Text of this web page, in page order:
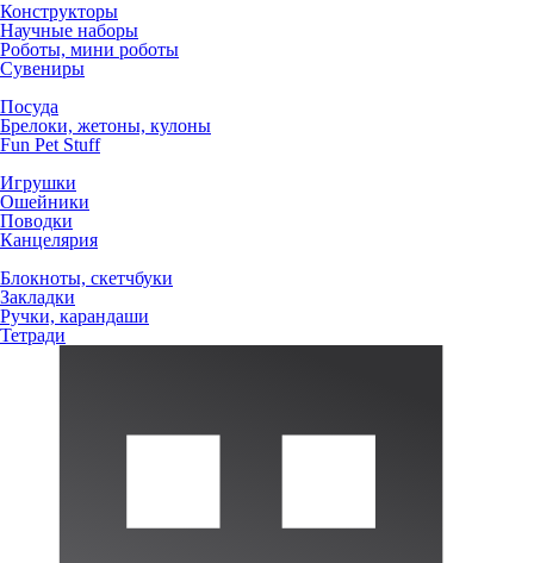
Конструкторы
Научные наборы
Роботы, мини роботы
Сувениры
Посуда
Брелоки, жетоны, кулоны
Fun Pet Stuff
Игрушки
Ошейники
Поводки
Канцелярия
Блокноты, скетчбуки
Закладки
Ручки, карандаши
Тетради